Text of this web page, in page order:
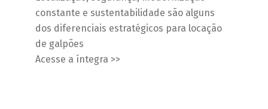
constante e sustentabilidade são alguns
dos diferenciais estratégicos para locação
de galpões
Acesse a íntegra >>